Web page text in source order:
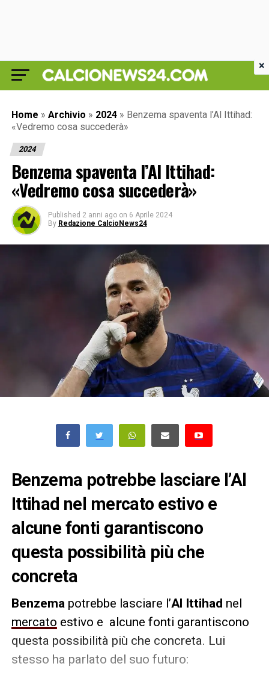
Home » Archivio » 2024 » Benzema spaventa l’Al Ittihad:
«Vedremo cosa succederà»
2024
Benzema spaventa l’Al Ittihad:
«Vedremo cosa succederà»
Published 2 anni ago on 6 Aprile 2024
By Redazione CalcioNews24
Benzema potrebbe lasciare l’Al
Ittihad nel mercato estivo e
alcune fonti garantiscono
questa possibilità più che
concreta
Benzemapotrebbe lasciare l’Al Ittihad nel
mercato estivo e alcune fonti garantiscono
questa possibilità più che concreta. Lui
stesso ha parlato del suo futuro:
×